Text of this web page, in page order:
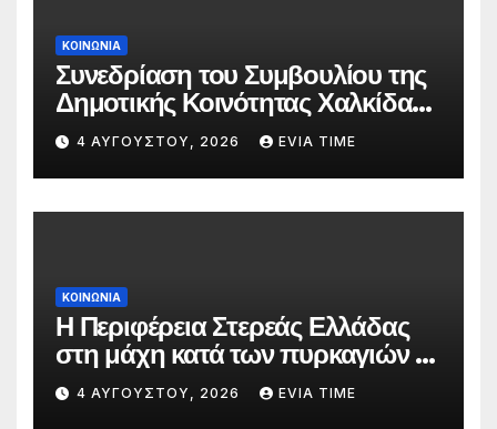
ΚΟΙΝΩΝΙΑ
Συνεδρίαση του Συμβουλίου της
Δημοτικής Κοινότητας Χαλκίδας
την 5 Αυγούστου
4 ΑΥΓΟΎΣΤΟΥ, 2026 EVIA TIME
ΚΟΙΝΩΝΙΑ
Η Περιφέρεια Στερεάς Ελλάδας
στη μάχη κατά των πυρκαγιών –
Δράσεις και στήριξη σε πέντε
περιφερειακές ενότητες
4 ΑΥΓΟΎΣΤΟΥ, 2026 EVIA TIME